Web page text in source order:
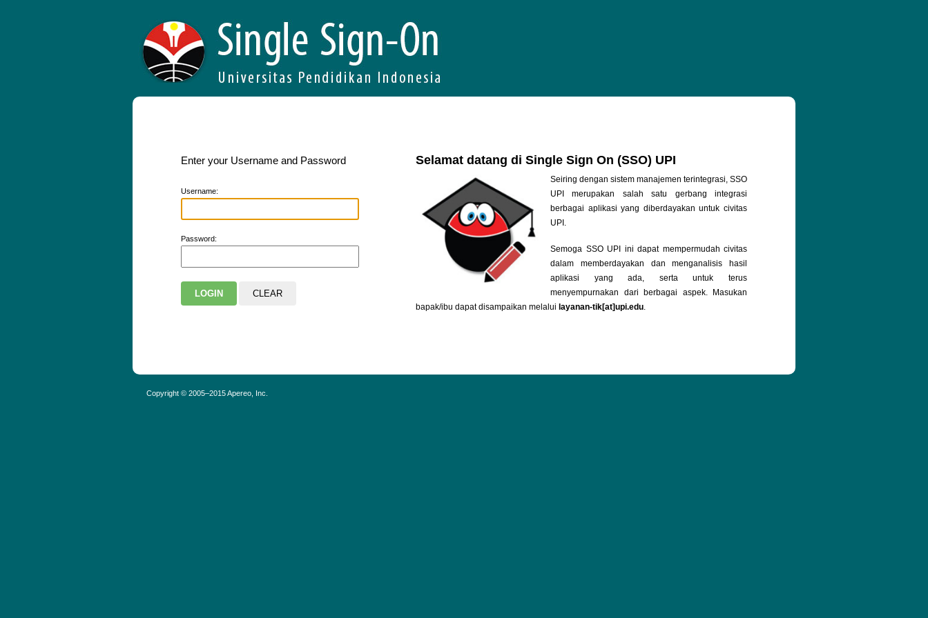
Enter your Username and Password
Username:
Password:
Selamat datang di Single Sign On (SSO) UPI
Seiring dengan sistem manajemen terintegrasi, SSO
UPI merupakan salah satu gerbang integrasi
berbagai aplikasi yang diberdayakan untuk civitas
UPI.
Semoga SSO UPI ini dapat mempermudah civitas
dalam memberdayakan dan menganalisis hasil
aplikasi yang ada, serta untuk terus
menyempurnakan dari berbagai aspek. Masukan
bapak/ibu dapat disampaikan melalui layanan-tik[at]upi.edu.
Copyright © 2005–2015 Apereo, Inc.